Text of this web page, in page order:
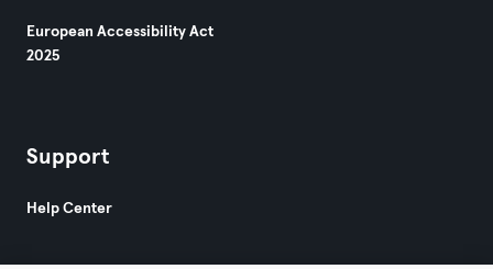
European Accessibility Act
2025
Support
Help Center